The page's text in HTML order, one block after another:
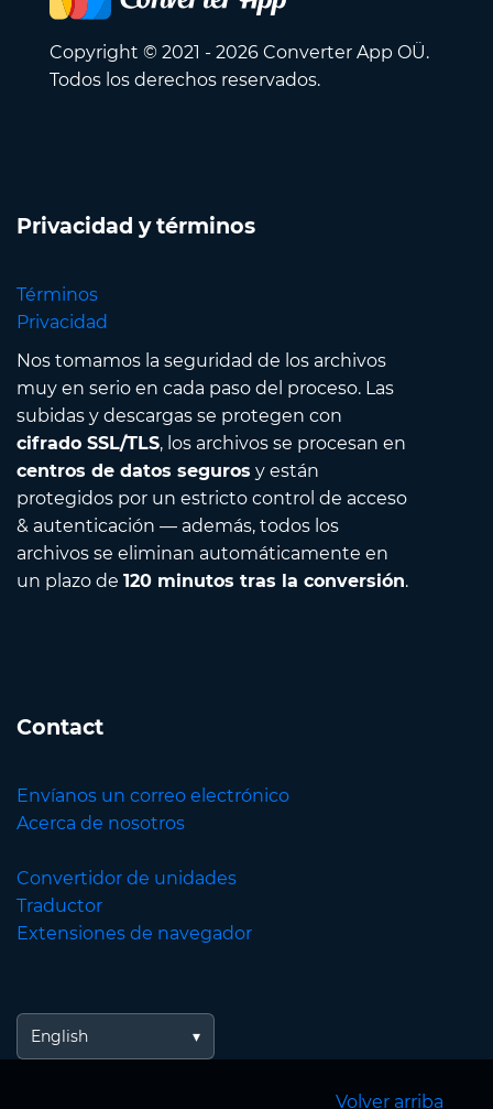
Copyright © 2021 - 2026 Converter App OÜ.
Todos los derechos reservados.
Privacidad y términos
Términos
Privacidad
Nos tomamos la seguridad de los archivos
muy en serio en cada paso del proceso. Las
subidas y descargas se protegen con
cifrado SSL/TLS, los archivos se procesan en
centros de datos seguros y están
protegidos por un estricto control de acceso
& autenticación — además, todos los
archivos se eliminan automáticamente en
un plazo de 120 minutos tras la conversión.
Contact
Envíanos un correo electrónico
Acerca de nosotros
Convertidor de unidades
Traductor
Extensiones de navegador
English
Volver arriba